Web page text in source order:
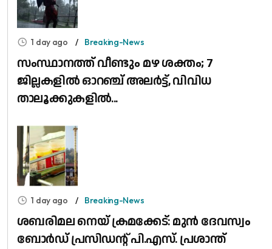
1 day ago Breaking-News
സംസ്ഥാനത്ത് വീണ്ടും മഴ ശക്തം; 7
ജില്ലകളിൽ ഓറഞ്ച് അലർട്ട്, വിവിധ
താലൂക്കുകളിൽ...
1 day ago Breaking-News
ശബരിമല നെയ് ക്രമക്കേട്: മുൻ ദേവസ്വം
ബോർഡ് പ്രസിഡന്റ് പി.എസ്. പ്രശാന്ത്